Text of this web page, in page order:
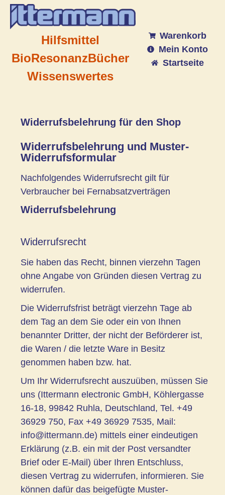
Hilfsmittel
BioResonanzBücher
Wissenswertes
Warenkorb
Mein Konto
Startseite
Widerrufsbelehrung für den Shop
Widerrufsbelehrung und Muster-
Widerrufsformular
Nachfolgendes Widerrufsrecht gilt für
Verbraucher bei Fernabsatzverträgen
Widerrufsbelehrung
Widerrufsrecht
Sie haben das Recht, binnen vierzehn Tagen
ohne Angabe von Gründen diesen Vertrag zu
widerrufen.
Die Widerrufsfrist beträgt vierzehn Tage ab
dem Tag an dem Sie oder ein von Ihnen
benannter Dritter, der nicht der Beförderer ist,
die Waren / die letzte Ware in Besitz
genommen haben bzw. hat.
Um Ihr Widerrufsrecht auszuüben, müssen Sie
uns (Ittermann electronic GmbH, Köhlergasse
16-18, 99842 Ruhla, Deutschland, Tel. +49
36929 750, Fax +49 36929 7535, Mail:
info@ittermann.de) mittels einer eindeutigen
Erklärung (z.B. ein mit der Post versandter
Brief oder E-Mail) über Ihren Entschluss,
diesen Vertrag zu widerrufen, informieren. Sie
können dafür das beigefügte Muster-